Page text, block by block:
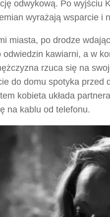
odwykową. Po wyjściu
wyrażają wsparcie
miasta, po drodze
kawiarni, a w
rzuca się na
do domu spotyka przed
kobieta układa
na kablu od telefonu.